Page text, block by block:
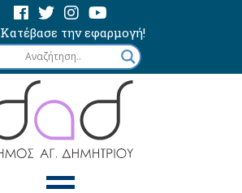
Κατέβασε την εφαρμογή!